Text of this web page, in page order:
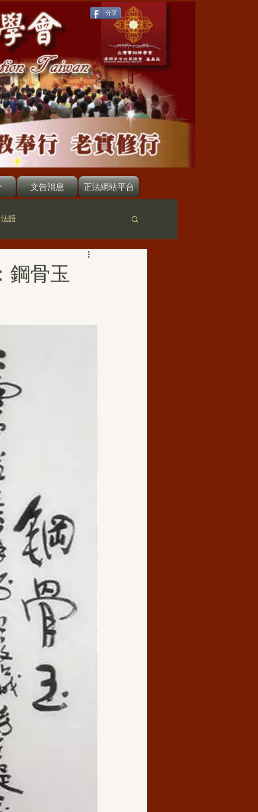
分享
文告消息 正法網站平台
語
第三世多杰羌佛正法受用
佛詩詞歌賦
且
反正維護如來正法
鋼骨玉